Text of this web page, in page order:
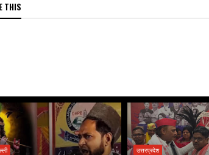
THIS
उत्तरप्रदेश